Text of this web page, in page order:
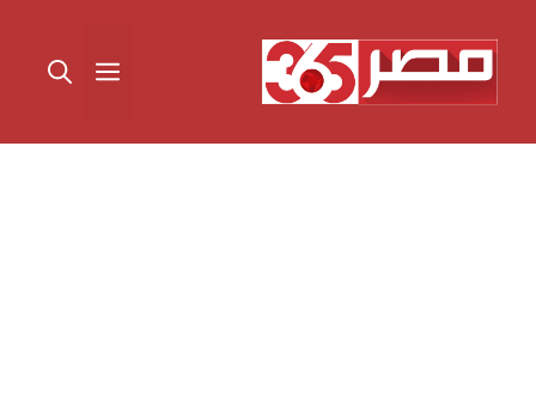
المحتوى القائمة